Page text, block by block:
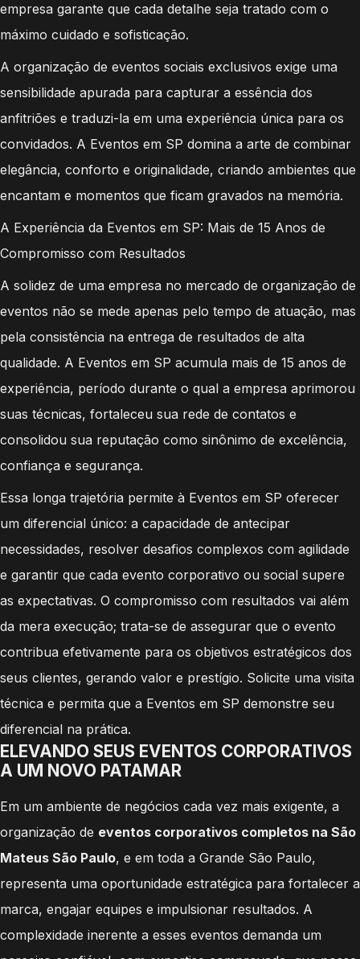
empresa garante que cada detalhe seja tratado com o
máximo cuidado e sofisticação.
A organização de eventos sociais exclusivos exige uma
sensibilidade apurada para capturar a essência dos
anfitriões e traduzi-la em uma experiência única para os
convidados. A Eventos em SP domina a arte de combinar
elegância, conforto e originalidade, criando ambientes que
encantam e momentos que ficam gravados na memória.
A Experiência da Eventos em SP: Mais de 15 Anos de
Compromisso com Resultados
A solidez de uma empresa no mercado de organização de
eventos não se mede apenas pelo tempo de atuação, mas
pela consistência na entrega de resultados de alta
qualidade. A Eventos em SP acumula mais de 15 anos de
experiência, período durante o qual a empresa aprimorou
suas técnicas, fortaleceu sua rede de contatos e
consolidou sua reputação como sinônimo de excelência,
confiança e segurança.
Essa longa trajetória permite à Eventos em SP oferecer
um diferencial único: a capacidade de antecipar
necessidades, resolver desafios complexos com agilidade
e garantir que cada evento corporativo ou social supere
as expectativas. O compromisso com resultados vai além
da mera execução; trata-se de assegurar que o evento
contribua efetivamente para os objetivos estratégicos dos
seus clientes, gerando valor e prestígio. Solicite uma visita
técnica e permita que a Eventos em SP demonstre seu
diferencial na prática.
ELEVANDO SEUS EVENTOS CORPORATIVOS
A UM NOVO PATAMAR
Em um ambiente de negócios cada vez mais exigente, a
organização de eventos corporativos completos na São
Mateus São Paulo, e em toda a Grande São Paulo,
representa uma oportunidade estratégica para fortalecer a
marca, engajar equipes e impulsionar resultados. A
complexidade inerente a esses eventos demanda um